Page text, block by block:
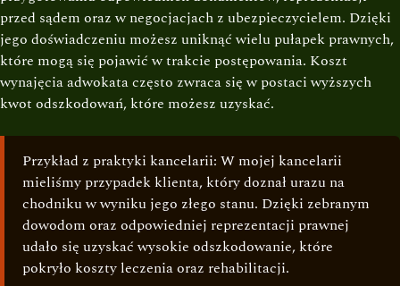
przed sądem oraz w negocjacjach z ubezpieczycielem. Dzięki
jego doświadczeniu możesz uniknąć wielu pułapek prawnych,
które mogą się pojawić w trakcie postępowania. Koszt
wynajęcia adwokata często zwraca się w postaci wyższych
kwot odszkodowań, które możesz uzyskać.
Przykład z praktyki kancelarii: W mojej kancelarii
mieliśmy przypadek klienta, który doznał urazu na
chodniku w wyniku jego złego stanu. Dzięki zebranym
dowodom oraz odpowiedniej reprezentacji prawnej
udało się uzyskać wysokie odszkodowanie, które
pokryło koszty leczenia oraz rehabilitacji.